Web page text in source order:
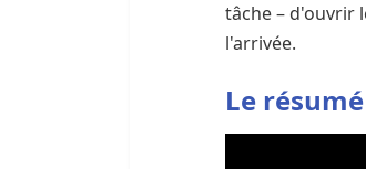
tâche – d'ouvrir
l'arrivée.
Le